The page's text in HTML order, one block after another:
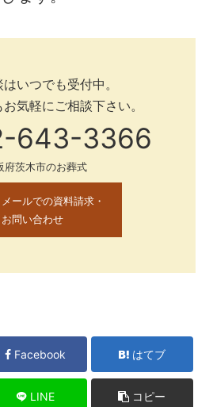
いつでも受付中。
気軽にご相談下さい。
643-3366
府茨木市のお葬式
メールでの資料請求・
お問い合わせ
Facebook はてブ
LINE コピー